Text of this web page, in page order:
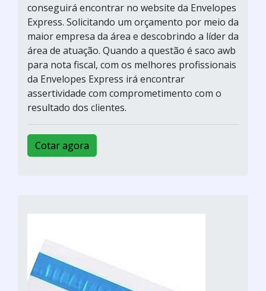
conseguirá encontrar no website da Envelopes
Express. Solicitando um orçamento por meio da
maior empresa da área e descobrindo a líder da
área de atuação. Quando a questão é saco awb
para nota fiscal, com os melhores profissionais
da Envelopes Express irá encontrar
assertividade com comprometimento com o
resultado dos clientes.
Cotar agora